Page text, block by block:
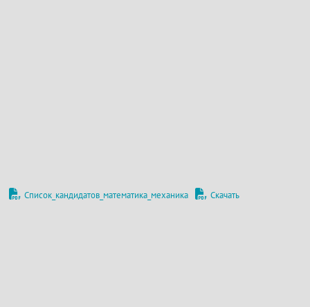
Список_кандидатов_математика_механика Скачать